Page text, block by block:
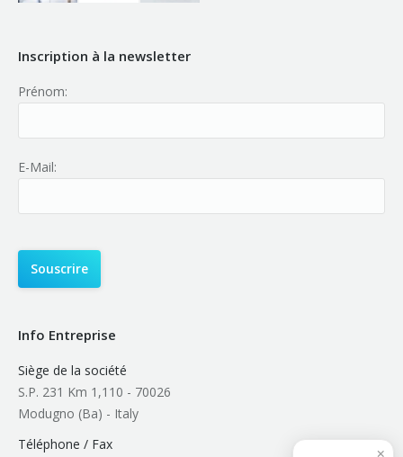
Inscription à la newsletter
Prénom:
E-Mail:
Info Entreprise
Siège de la société
S.P. 231 Km 1,110 - 70026
Modugno (Ba) - Italy
Téléphone / Fax
×